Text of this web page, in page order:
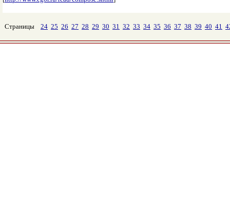
Страницы 24 25 26 27 28 29 30 31 32 33 34 35 36 37 38 39 40 41